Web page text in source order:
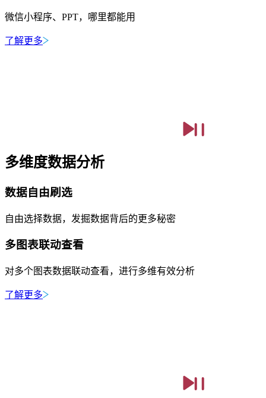
微信小程序、PPT，哪里都能用
了解更多
多维度数据分析
数据自由刷选
自由选择数据，发掘数据背后的更多秘密
多图表联动查看
对多个图表数据联动查看，进行多维有效分析
了解更多